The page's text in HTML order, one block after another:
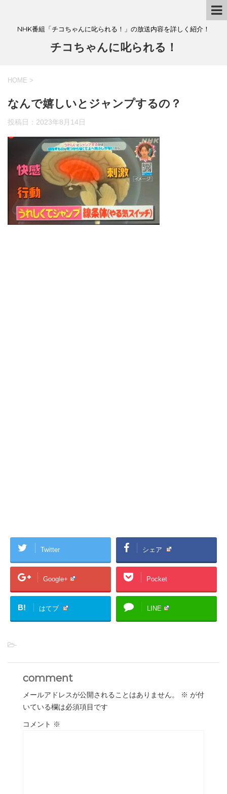
NHK番組「チコちゃんに叱られる！」の放送内容を詳しく紹介！
チコちゃんに叱られる！
HOME >
なんで嬉しいとジャンプするの？
投稿日： 2023年8月14日
Twitter シェア
Google+ Pocket
B! はてブ LINE
-
comment
メールアドレスが公開されることはありません。 ※ が付
いている欄は必須項目です
コメント ※